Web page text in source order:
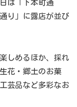
は「下本町通
り」に露店が並び
しめるほか、採れ
花・郷土のお菓
芸品など多彩なお